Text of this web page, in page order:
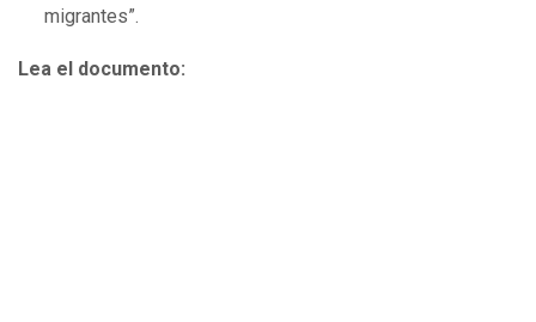
migrantes”.
Lea el documento: